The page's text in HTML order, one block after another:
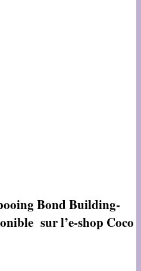
Bond Building-
sur l’e-shop Coco